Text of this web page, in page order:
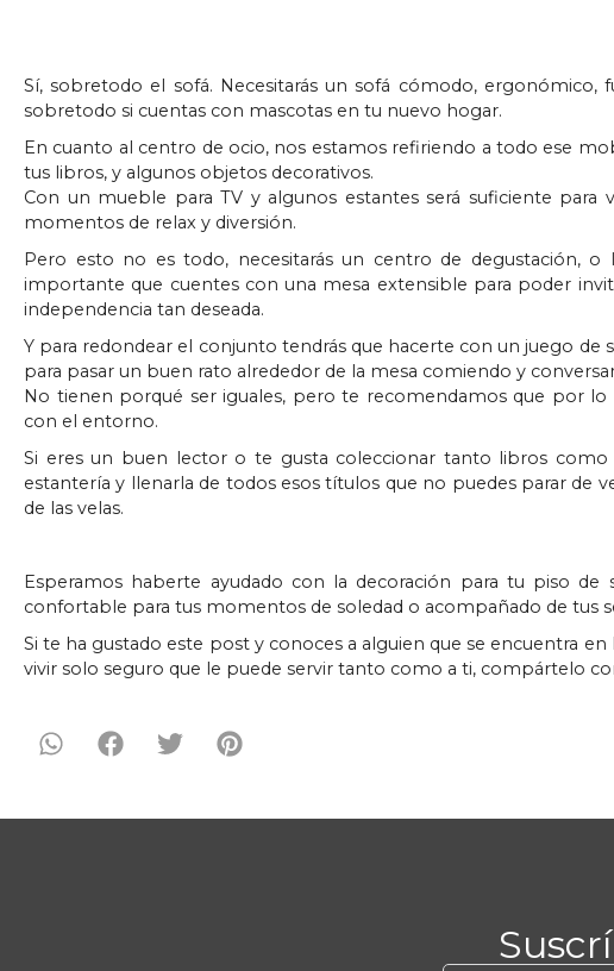
Sí, sobretodo el sofá. Necesitarás un sofá cómodo,
sobretodo si cuentas con mascotas en tu nuevo hogar.
En cuanto al centro de ocio, nos estamos refiriendo a todo ese
tus libros, y algunos objetos decorativos.
Con un mueble para TV y algunos estantes será suficiente
momentos de relax y diversión.
Pero esto no es todo, necesitarás un centro de degustación,
importante que cuentes con una mesa extensible para poder
independencia tan deseada.
Y para redondear el conjunto tendrás que hacerte con un juego
para pasar un buen rato alrededor de la mesa comiendo y
No tienen porqué ser iguales, pero te recomendamos que por
con el entorno.
Si eres un buen lector o te gusta coleccionar tanto libros
estantería y llenarla de todos esos títulos que no puedes parar de
de las velas.
Esperamos haberte ayudado con la decoración para tu piso
confortable para tus momentos de soledad o acompañado de tus
Si te ha gustado este post y conoces a alguien que se encuentra
vivir solo seguro que le puede servir tanto como a ti, compártelo